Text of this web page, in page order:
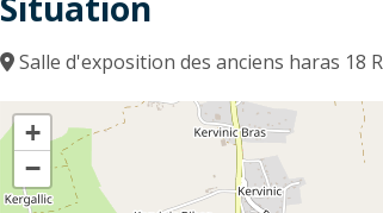
Salle d'exposition des anciens haras 18
+
−